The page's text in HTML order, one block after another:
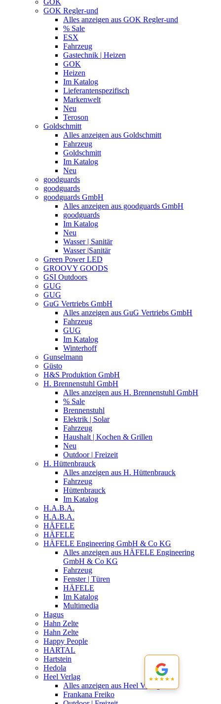
GOK
GOK Regler-und
Alles anzeigen aus GOK Regler-und
% Sale
ESX
Fahrzeug
Gastechnik | Heizen
GOK
Heizen
Im Katalog
Lieferantenspezifisch
Markenwelt
Neu
Teroson
Goldschmitt
Alles anzeigen aus Goldschmitt
Fahrzeug
Goldschmitt
Im Katalog
Neu
goodguards
goodguards
goodguards GmbH
Alles anzeigen aus goodguards GmbH
goodguards
Im Katalog
Neu
Wasser | Sanitär
Wasser |Sanitär
Green Power LED
GROOVY GOODS
GSI Outdoors
GUG
GUG
GuG Vertriebs GmbH
Alles anzeigen aus GuG Vertriebs GmbH
Fahrzeug
GUG
Im Katalog
Winterhoff
Gunselmann
Güsto
H&S Produktion GmbH
H. Brennenstuhl GmbH
Alles anzeigen aus H. Brennenstuhl GmbH
% Sale
Brennenstuhl
Elektrik | Solar
Fahrzeug
Haushalt | Kochen & Grillen
Neu
Outdoor | Freizeit
H. Hüttenbrauck
Alles anzeigen aus H. Hüttenbrauck
Fahrzeug
Hüttenbrauck
Im Katalog
H.A.B.A.
H.A.B.A.
HÄFELE
HÄFELE
HÄFELE Engineering GmbH & Co KG
Alles anzeigen aus HÄFELE Engineering
GmbH & Co KG
Fahrzeug
Fenster | Türen
HÄFELE
Im Katalog
Multimedia
Hagus
Hahn Zelte
Hahn Zelte
Happy People
HARTAL
Hartstein
Hedola
Heel Verlag
Alles anzeigen aus Heel Verlag
Frankana Freiko
★★★★★
★★★★★